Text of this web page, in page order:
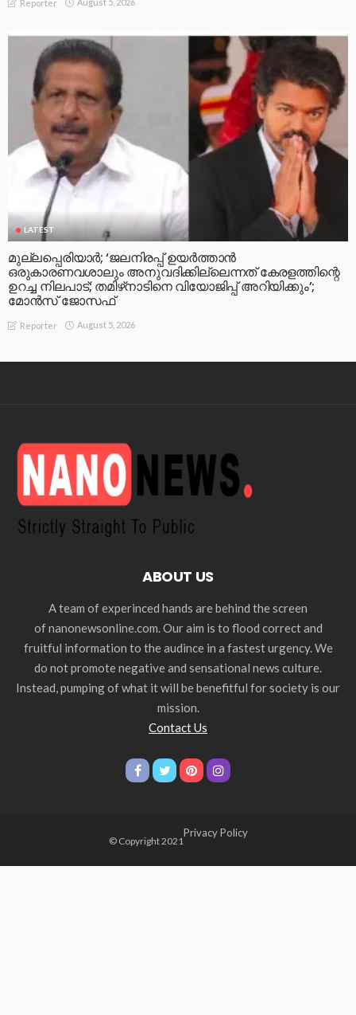
Reporter August 5, 2026
LATEST
മുല്ലപ്പെരിയാര്‍; ‘ജലനിരപ്പ് ഉയര്‍ത്താന്‍
ഒരുകാരണവശാലും അനുവദിക്കില്ലെന്നത് കേരളത്തിന്റെ
ഉറച്ച നിലപാട്; തമിഴ്‌നാടിനെ വിയോജിപ്പ് അറിയിക്കും’;
മോന്‍സ് ജോസഫ്
Reporter August 5, 2026
ABOUT US
A team of experinced hands are behind the screen
of nanonewsonline.com. Our aim is to flood correct and
fruitful information to the audince in a fastest urgency. We
do not promote negative and sensational news culture.
Instead, pumping of what it will be benefitful for society is our
mission.
Contact Us
© Copyright 2021
Privacy Policy